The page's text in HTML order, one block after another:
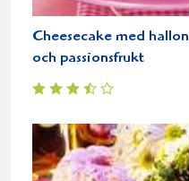
Cheesecake med hallon
och passionsfrukt